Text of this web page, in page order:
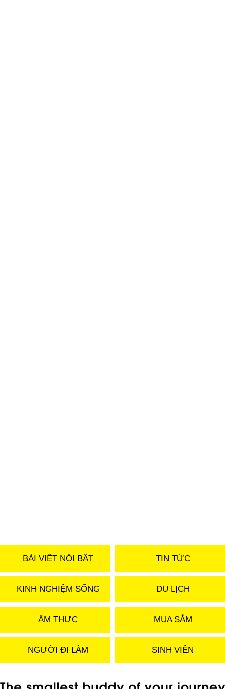
BÀI VIẾT NỔI BẬT TIN TỨC
KINH NGHIỆM SỐNG DU LỊCH
ẨM THỰC MUA SẮM
NGƯỜI ĐI LÀM SINH VIÊN